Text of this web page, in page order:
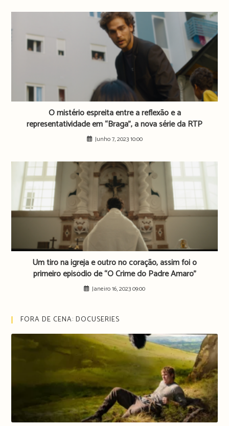
O mistério espreita entre a reflexão e a
representatividade em “Braga”, a nova série da RTP
Junho 7, 2023 10:00
Um tiro na igreja e outro no coração, assim foi o
primeiro episódio de “O Crime do Padre Amaro”
Janeiro 16, 2023 09:00
FORA DE CENA: DOCUSERIES